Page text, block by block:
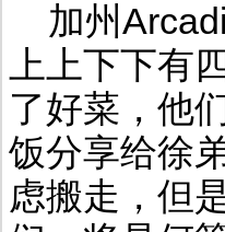
加州
上上下下有
了好菜，他
饭分享给徐
虑搬走，但